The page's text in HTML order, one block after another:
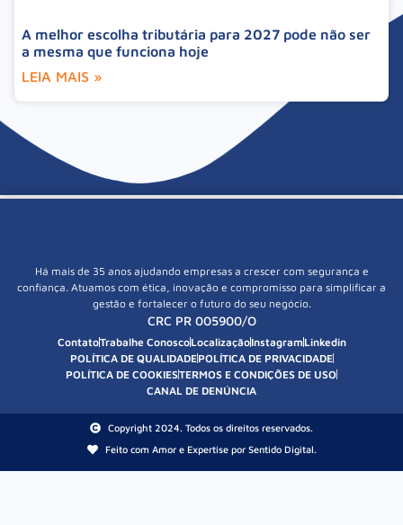
A melhor escolha tributária para 2027 pode não ser
a mesma que funciona hoje
LEIA MAIS »
Há mais de 35 anos ajudando empresas a crescer com segurança e
confiança. Atuamos com ética, inovação e compromisso para simplificar a
gestão e fortalecer o futuro do seu negócio.
CRC PR 005900/O
ContatoTrabalhe ConoscoLocalizaçãoInstagramLinkedin
POLÍTICA DE QUALIDADEPOLÍTICA DE PRIVACIDADE
POLÍTICA DE COOKIESTERMOS E CONDIÇÕES DE USO
CANAL DE DENÚNCIA
Copyright 2024. Todos os direitos reservados.
Feito com Amor e Expertise por Sentido Digital.